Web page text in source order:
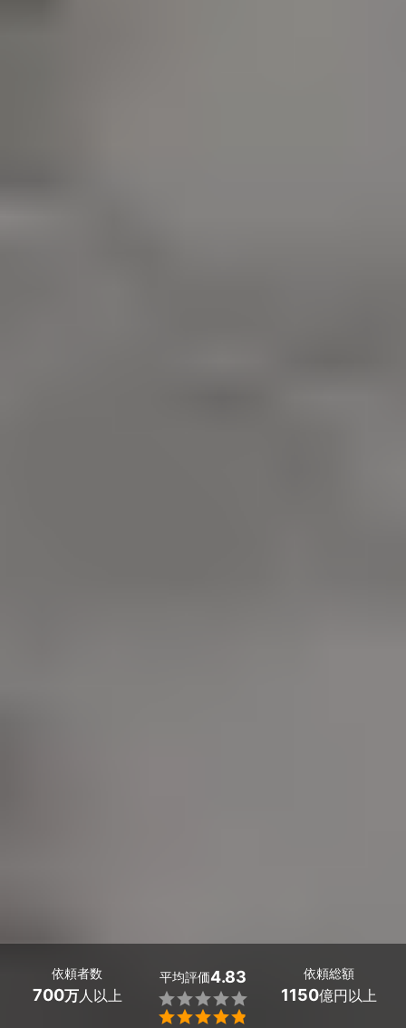
依頼者数
700万人以上
平均評価4.83


依頼総額
1150億円以上